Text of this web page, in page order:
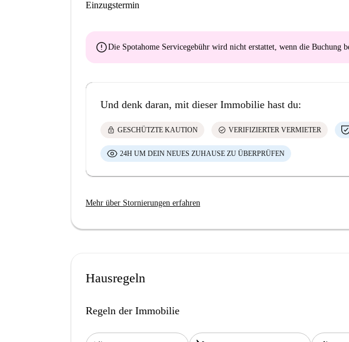
Einzugstermin
errorDie Spotahome Servicegebühr wird nicht erstattet , wenn die Buchung
Und denk daran, mit dieser Immobilie hast du:
lock GESCHÜTZTE KAUTION check_circle VERIFIZIERTER VERMIETER
24H UM DEIN NEUES ZUHAUSE ZU ÜBERPRÜFEN
Mehr über Stornierungen erfahren
Hausregeln
Regeln der Immobilie